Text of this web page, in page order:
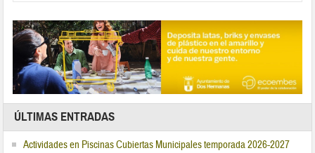
ÚLTIMAS ENTRADAS
Actividades en Piscinas Cubiertas Municipales temporada 2026-2027